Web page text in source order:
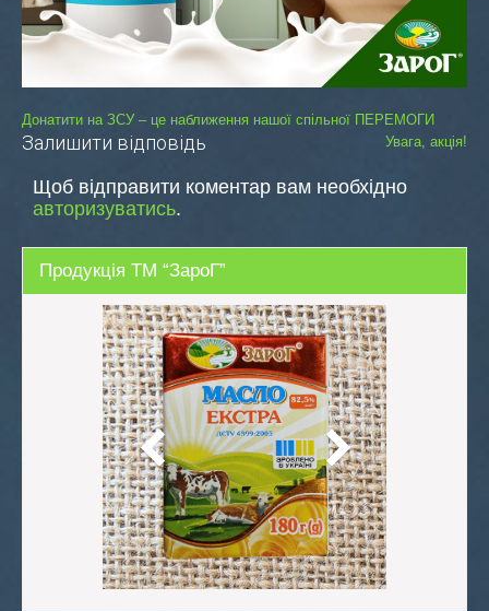
Навігація
записів
Донатити на ЗСУ – це наближення нашої спільної ПЕРЕМОГИ
Увага, акція!
Залишити відповідь
Щоб відправити коментар вам необхідно
авторизуватись.
Продукція ТМ “ЗароГ”